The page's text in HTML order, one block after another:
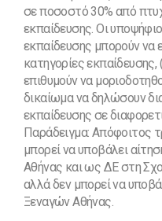
σε ποσοστό 30% από
εκπαίδευσης. Οι
εκπαίδευσης μπορούν να
κατηγορίες
επιθυμούν να
δικαίωμα να δηλώσουν
εκπαίδευσης σε
Παράδειγμα: Απόφοιτος
μπορεί να υποβάλει
Αθήνας και ως ΔΕ στη
αλλά δεν μπορεί να
Ξεναγών Αθήνας.